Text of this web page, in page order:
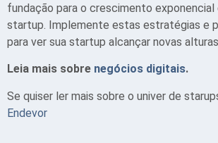
fundação para o crescimento exponencial
startup. Implemente estas estratégias e
para ver sua startup alcançar novas
Leia mais sobre negócios digitais.
Se quiser ler mais sobre o univer de
Endevor